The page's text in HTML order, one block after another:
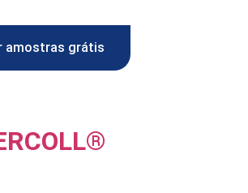
amostras grátis
COLL®